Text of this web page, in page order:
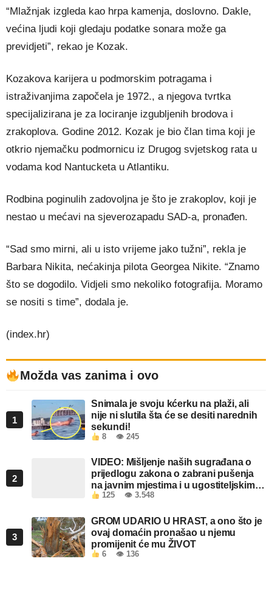
“Mlažnjak izgleda kao hrpa kamenja, doslovno. Dakle,
većina ljudi koji gledaju podatke sonara može ga
previdjeti”, rekao je Kozak.
Kozakova karijera u podmorskim potragama i
istraživanjima započela je 1972., a njegova tvrtka
specijalizirana je za lociranje izgubljenih brodova i
zrakoplova. Godine 2012. Kozak je bio član tima koji je
otkrio njemačku podmornicu iz Drugog svjetskog rata u
vodama kod Nantucketa u Atlantiku.
Rodbina poginulih zadovoljna je što je zrakoplov, koji je
nestao u mećavi na sjeverozapadu SAD-a, pronađen.
“Sad smo mirni, ali u isto vrijeme jako tužni”, rekla je
Barbara Nikita, nećakinja pilota Georgea Nikite. “Znamo
što se dogodilo. Vidjeli smo nekoliko fotografija. Moramo
se nositi s time”, dodala je.
(index.hr)
Možda vas zanima i ovo
1
Snimala je svoju kćerku na plaži, ali
nije ni slutila šta će se desiti narednih
sekundi!
8 👁 245
2
VIDEO: Mišljenje naših sugrađana o
prijedlogu zakona o zabrani pušenja
na javnim mjestima i u ugostiteljskim
objektima u FBiH
125 👁 3.548
3
GROM UDARIO U HRAST, a ono što je
ovaj domaćin pronašao u njemu
promijenit će mu ŽIVOT
6 👁 136